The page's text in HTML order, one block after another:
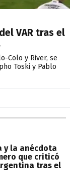
VAR tras el
Colo y River, se
Toski y Pablo
y la anécdota
que criticó
tras el